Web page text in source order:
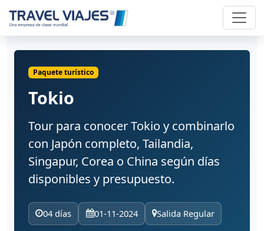
Paquete turístico
Tokio
Tour para conocer Tokio y combinarlo
con Japón completo, Tailandia,
Singapur, Corea o China según días
disponibles y presupuesto.
04 días 01-11-2024 Salida Regular